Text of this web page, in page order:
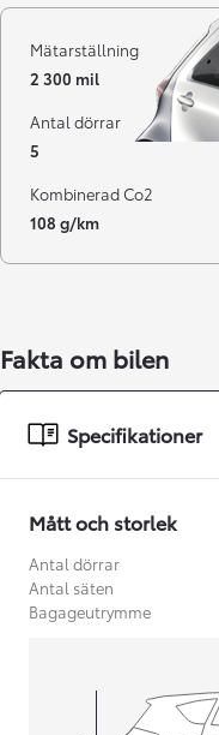
Från 238 900 kr
GR Yaris
Mätarställning
2 300 mil
Antal dörrar
5
Kombinerad Co2
108 g/km
Fakta om bilen
Specifikationer
Mått och storlek
Antal dörrar
Antal säten
Bagageutrymme